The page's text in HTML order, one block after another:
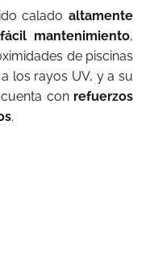
calado altamente
mantenimiento,
de piscinas
los rayos UV, y a su
con refuerzos
.